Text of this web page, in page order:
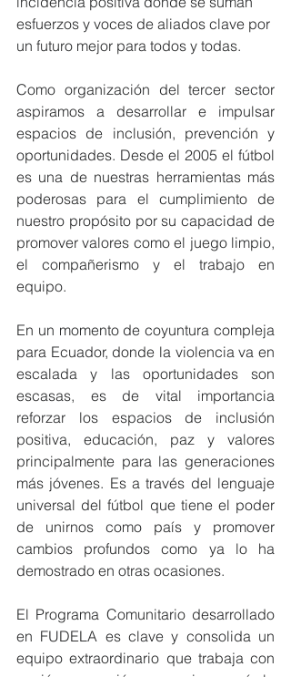
esfuerzos y voces de aliados clave por
un futuro mejor para todos y todas.
Como organización del tercer sector
aspiramos a desarrollar e impulsar
espacios de inclusión, prevención y
oportunidades. Desde el 2005 el fútbol
es una de nuestras herramientas más
poderosas para el cumplimiento de
nuestro propósito por su capacidad de
promover valores como el juego limpio,
el compañerismo y el trabajo en
equipo.
En un momento de coyuntura compleja
para Ecuador, donde la violencia va en
escalada y las oportunidades son
escasas, es de vital importancia
reforzar los espacios de inclusión
positiva, educación, paz y valores
principalmente para las generaciones
más jóvenes. Es a través del lenguaje
universal del fútbol que tiene el poder
de unirnos como país y promover
cambios profundos como ya lo ha
demostrado en otras ocasiones.
El Programa Comunitario desarrollado
en FUDELA es clave y consolida un
equipo extraordinario que trabaja con